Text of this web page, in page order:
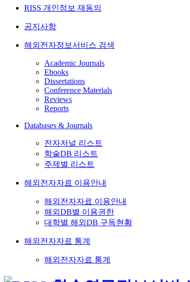
RISS 개인정보 재동의
공지사항
해외전자정보서비스 검색
Academic Journals
Ebooks
Dissertations
Conference Materials
Reviews
Reports
Databases & Journals
전자저널 리스트
학술DB 리스트
주제별 리스트
해외전자자료 이용안내
해외전자자료 이용안내
해외DB별 이용권한
대학별 해외DB 구독현황
해외전자자료 통계
해외전자자료 통계